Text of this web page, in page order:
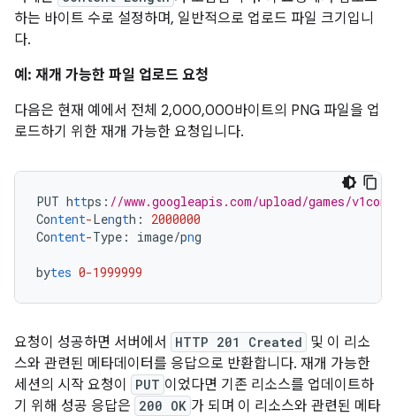
하는 바이트 수로 설정하며, 일반적으로 업로드 파일 크기입니
다.
예: 재개 가능한 파일 업로드 요청
다음은 현재 예에서 전체 2,000,000바이트의 PNG 파일을 업
로드하기 위한 재개 가능한 요청입니다.
PUT https : //www.googleapis.com/upload/games/
Content-Length :
2000000
Content-Type : image/png
bytes 0-1999999
요청이 성공하면 서버에서 HTTP 201 Created 및 이 리소
스와 관련된 메타데이터를 응답으로 반환합니다. 재개 가능한
세션의 시작 요청이
PUT 이었다면 기존 리소스를 업데이트하
기 위해 성공 응답은 200 OK 가 되며 이 리소스와 관련된 메타